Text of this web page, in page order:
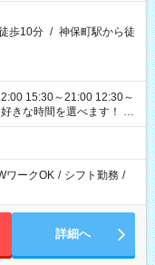
歩10分 / 神保町駅から徒
15:30～21:00 12:30～
ワークOK / シフト勤務 /
詳細へ